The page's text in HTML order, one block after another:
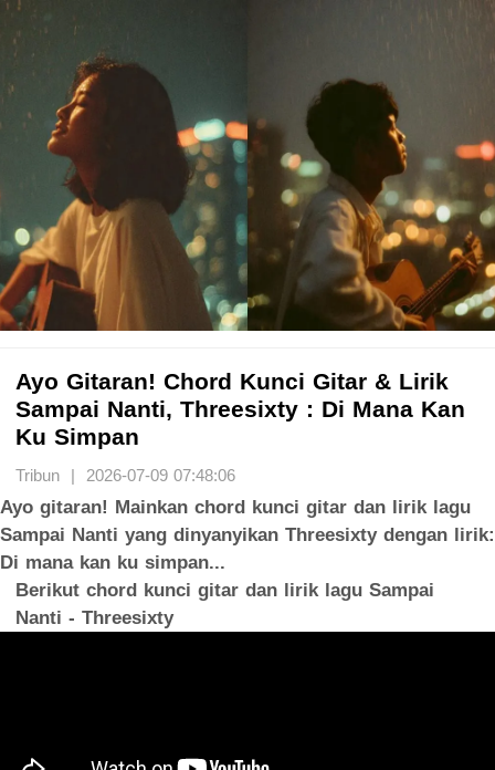
Ayo Gitaran! Chord Kunci Gitar & Lirik
Sampai Nanti, Threesixty : Di Mana Kan
Ku Simpan
Tribun | 2026-07-09 07:48:06
Ayo gitaran! Mainkan chord kunci gitar dan lirik lagu
Sampai Nanti yang dinyanyikan Threesixty dengan lirik:
Di mana kan ku simpan...
Berikut chord kunci gitar dan lirik lagu Sampai
Nanti - Threesixty